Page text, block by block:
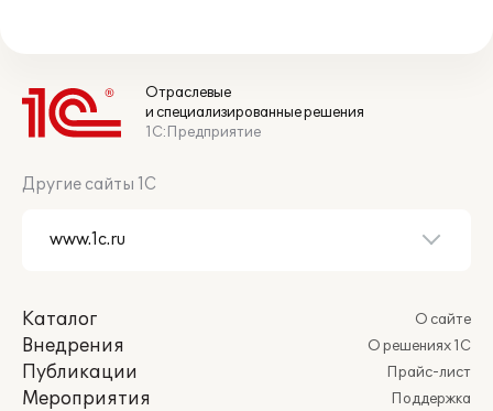
Отраслевые
и специализированные решения
1С:Предприятие
Другие сайты 1С
Каталог
Внедрения
Публикации
Мероприятия
О сайте
О решениях 1С
Прайс-лист
Поддержка